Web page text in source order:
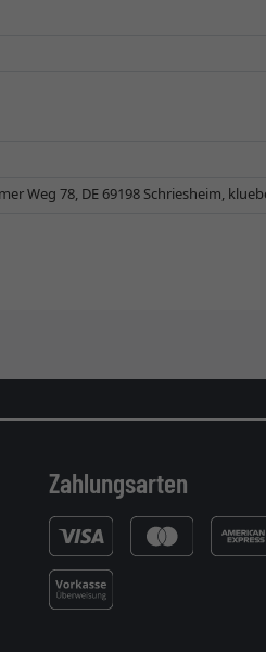
Weg 78, DE 69198 Schriesheim,
Zahlungsarten